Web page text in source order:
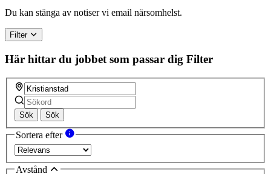
Du kan stänga av notiser vi email närsomhelst.
Filter
Här hittar du jobbet som passar dig Filter
Sök Sök
Sortera efter
Avstånd